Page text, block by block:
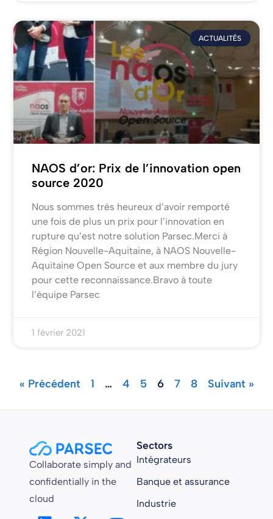
ACTUALITÉS
NAOS d’or: Prix de l’innovation open
source 2020
Nous sommes très heureux d’avoir remporté
une fois de plus un prix pour l’innovation en
rupture qu’est notre solution Parsec.Merci à
Région Nouvelle-Aquitaine, à NAOS Nouvelle-
Aquitaine Open Source et aux membre du jury
pour cette reconnaissance.Bravo à toute
l’équipe Parsec
1 février 2021
« Précédent 1 … 4 5 6 7 8 Suivant »
Collaborate simply and
confidentially in the
cloud
Sectors
Intégrateurs
Banque et assurance
Industrie